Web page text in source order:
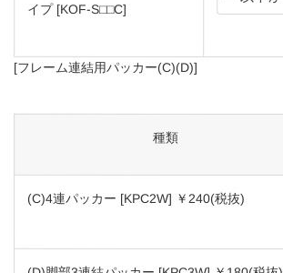
イプ [KOF-S□□C]
[フレーム連結用パッカー(C)(D)]
種類
(C)4連パッカー [KPC2W] ￥240(税抜)